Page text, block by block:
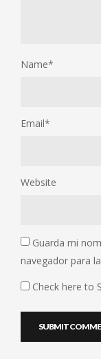
Name*
Email*
Website
Guarda mi
navegador para
Check here to